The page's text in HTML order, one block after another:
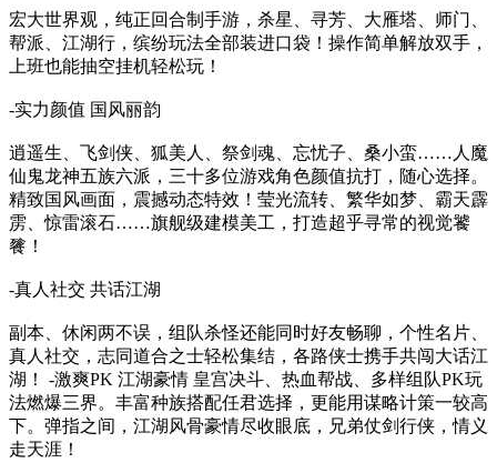
宏大世界观，纯正回合制手游，杀星、寻芳、大雁塔、师门、
帮派、江湖行，缤纷玩法全部装进口袋！操作简单解放双手，
上班也能抽空挂机轻松玩！
-实力颜值 国风丽韵
逍遥生、飞剑侠、狐美人、祭剑魂、忘忧子、桑小蛮……人魔
仙鬼龙神五族六派，三十多位游戏角色颜值抗打，随心选择。
精致国风画面，震撼动态特效！莹光流转、繁华如梦、霸天霹
雳、惊雷滚石……旗舰级建模美工，打造超乎寻常的视觉饕
餮！
-真人社交 共话江湖
副本、休闲两不误，组队杀怪还能同时好友畅聊，个性名片、
真人社交，志同道合之士轻松集结，各路侠士携手共闯大话江
湖！ -激爽PK 江湖豪情 皇宫决斗、热血帮战、多样组队PK玩
法燃爆三界。丰富种族搭配任君选择，更能用谋略计策一较高
下。弹指之间，江湖风骨豪情尽收眼底，兄弟仗剑行侠，情义
走天涯！